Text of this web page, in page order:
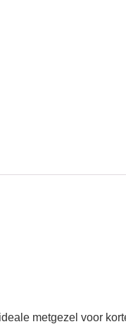
metgezel voor